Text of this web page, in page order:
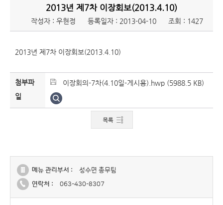
2013년 제7차 이장회보(2013.4.10)
작성자 : 우현정 등록일자 : 2013-04-10 조회 : 1427
2013년 제7차 이장회보(2013.4.10)
첨부파
일
이장회의-7차(4.10일-게시용).hwp (5988.5 KB)
메뉴 관리부서 :
성수면 총무팀
연락처 :
063-430-8307